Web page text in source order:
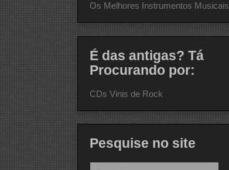
Os Melhores Instrumentos Musicais
É das antigas? Tá
Procurando por:
CDs Vinis de Rock
Pesquise no site